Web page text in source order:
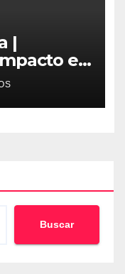
|
en
Buscar